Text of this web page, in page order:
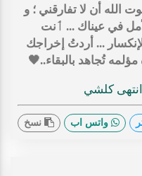
الله أن لا تفارقني ؛ و
في عيناك ... ٲنت
... أردتُ إخراجك
تُجاهد بالبقاء..🖤
كلشي
واتس اب نسخ